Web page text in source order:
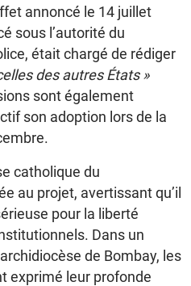
annoncé le 14 juillet
sous l’autorité du
était chargé de rédiger
des autres États »
sont également
son adoption lors de la
catholique du
au projet, avertissant qu’il
pour la liberté
Dans un
de Bombay, les
exprimé leur profonde